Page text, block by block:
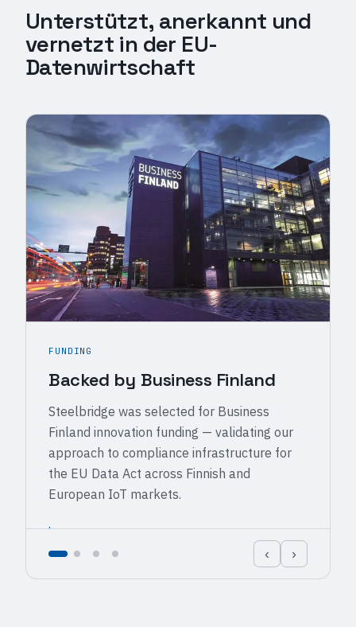
Unterstützt, anerkannt und
vernetzt in der EU-
Datenwirtschaft
FUNDING
Backed by Business Finland
Steelbridge was selected for Business
Finland innovation funding — validating our
approach to compliance infrastructure for
the EU Data Act across Finnish and
European IoT markets.
Learn more→
‹ ›